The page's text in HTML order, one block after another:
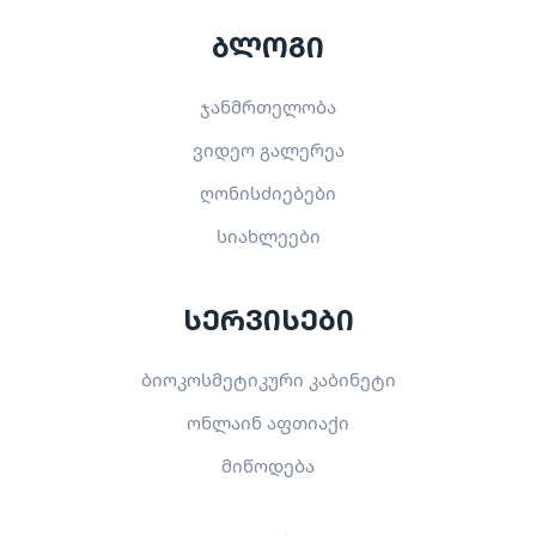
ბლოგი
ჯანმრთელობა
ვიდეო გალერეა
ღონისძიებები
სიახლეები
სერვისები
ბიოკოსმეტიკური კაბინეტი
ონლაინ აფთიაქი
მიწოდება